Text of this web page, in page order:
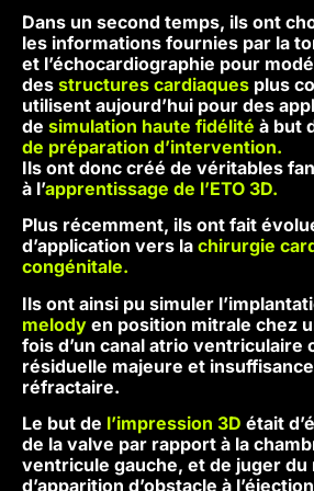
Dans un second temps, ils ont
les informations fournies par la
et l’échocardiographie pour
des structures cardiaques plus
utilisent aujourd’hui pour des
de simulation haute fidélité à but
de préparation d’intervention.
Ils ont donc créé de véritables
à l’apprentissage de l’ETO 3D.
Plus récemment, ils ont fait
d’application vers la chirurgie
congénitale.
Ils ont ainsi pu simuler
melody en position mitrale chez
fois d’un canal atrio ventriculaire
résiduelle majeure et
réfractaire.
Le but de l’impression 3D était
de la valve par rapport à la
ventricule gauche, et de juger du
d’apparition d’obstacle à